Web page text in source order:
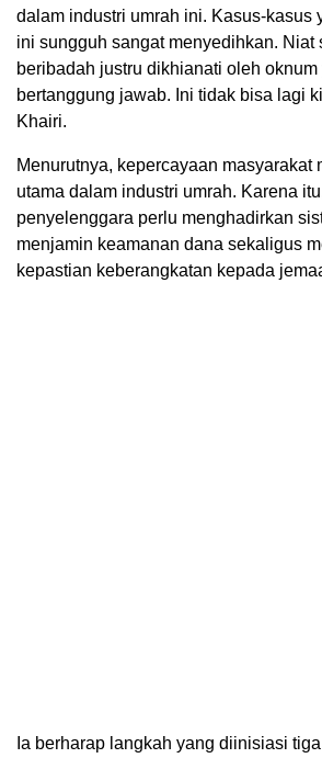
dalam industri umrah ini. Kasus-kasus
ini sungguh sangat menyedihkan. Niat
beribadah justru dikhianati oleh
bertanggung jawab. Ini tidak bisa lagi
Khairi.
Menurutnya, kepercayaan masyarakat
utama dalam industri umrah. Karena
penyelenggara perlu menghadirkan
menjamin keamanan dana sekaligus
kepastian keberangkatan kepada
Ia berharap langkah yang diinisiasi